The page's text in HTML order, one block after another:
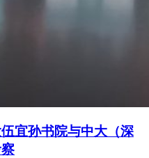
宜孙书院与中大（深